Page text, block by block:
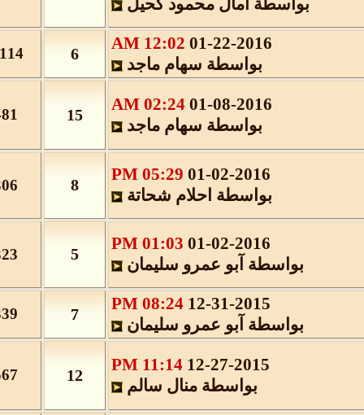
بواسطةآمال محمود كحيل
01-22-2016
12:02 AM
بواسطةسهام ماجد
6
01-08-2016
02:24 AM
بواسطةسهام ماجد
15
01-02-2016
05:29 PM
بواسطةاحلام شحاتة
8
01-02-2016
01:03 PM
بواسطةآبو عمرو سليمان
5
12-31-2015
08:24 PM
بواسطةآبو عمرو سليمان
7
12-27-2015
11:14 PM
بواسطةمنال سالم
12